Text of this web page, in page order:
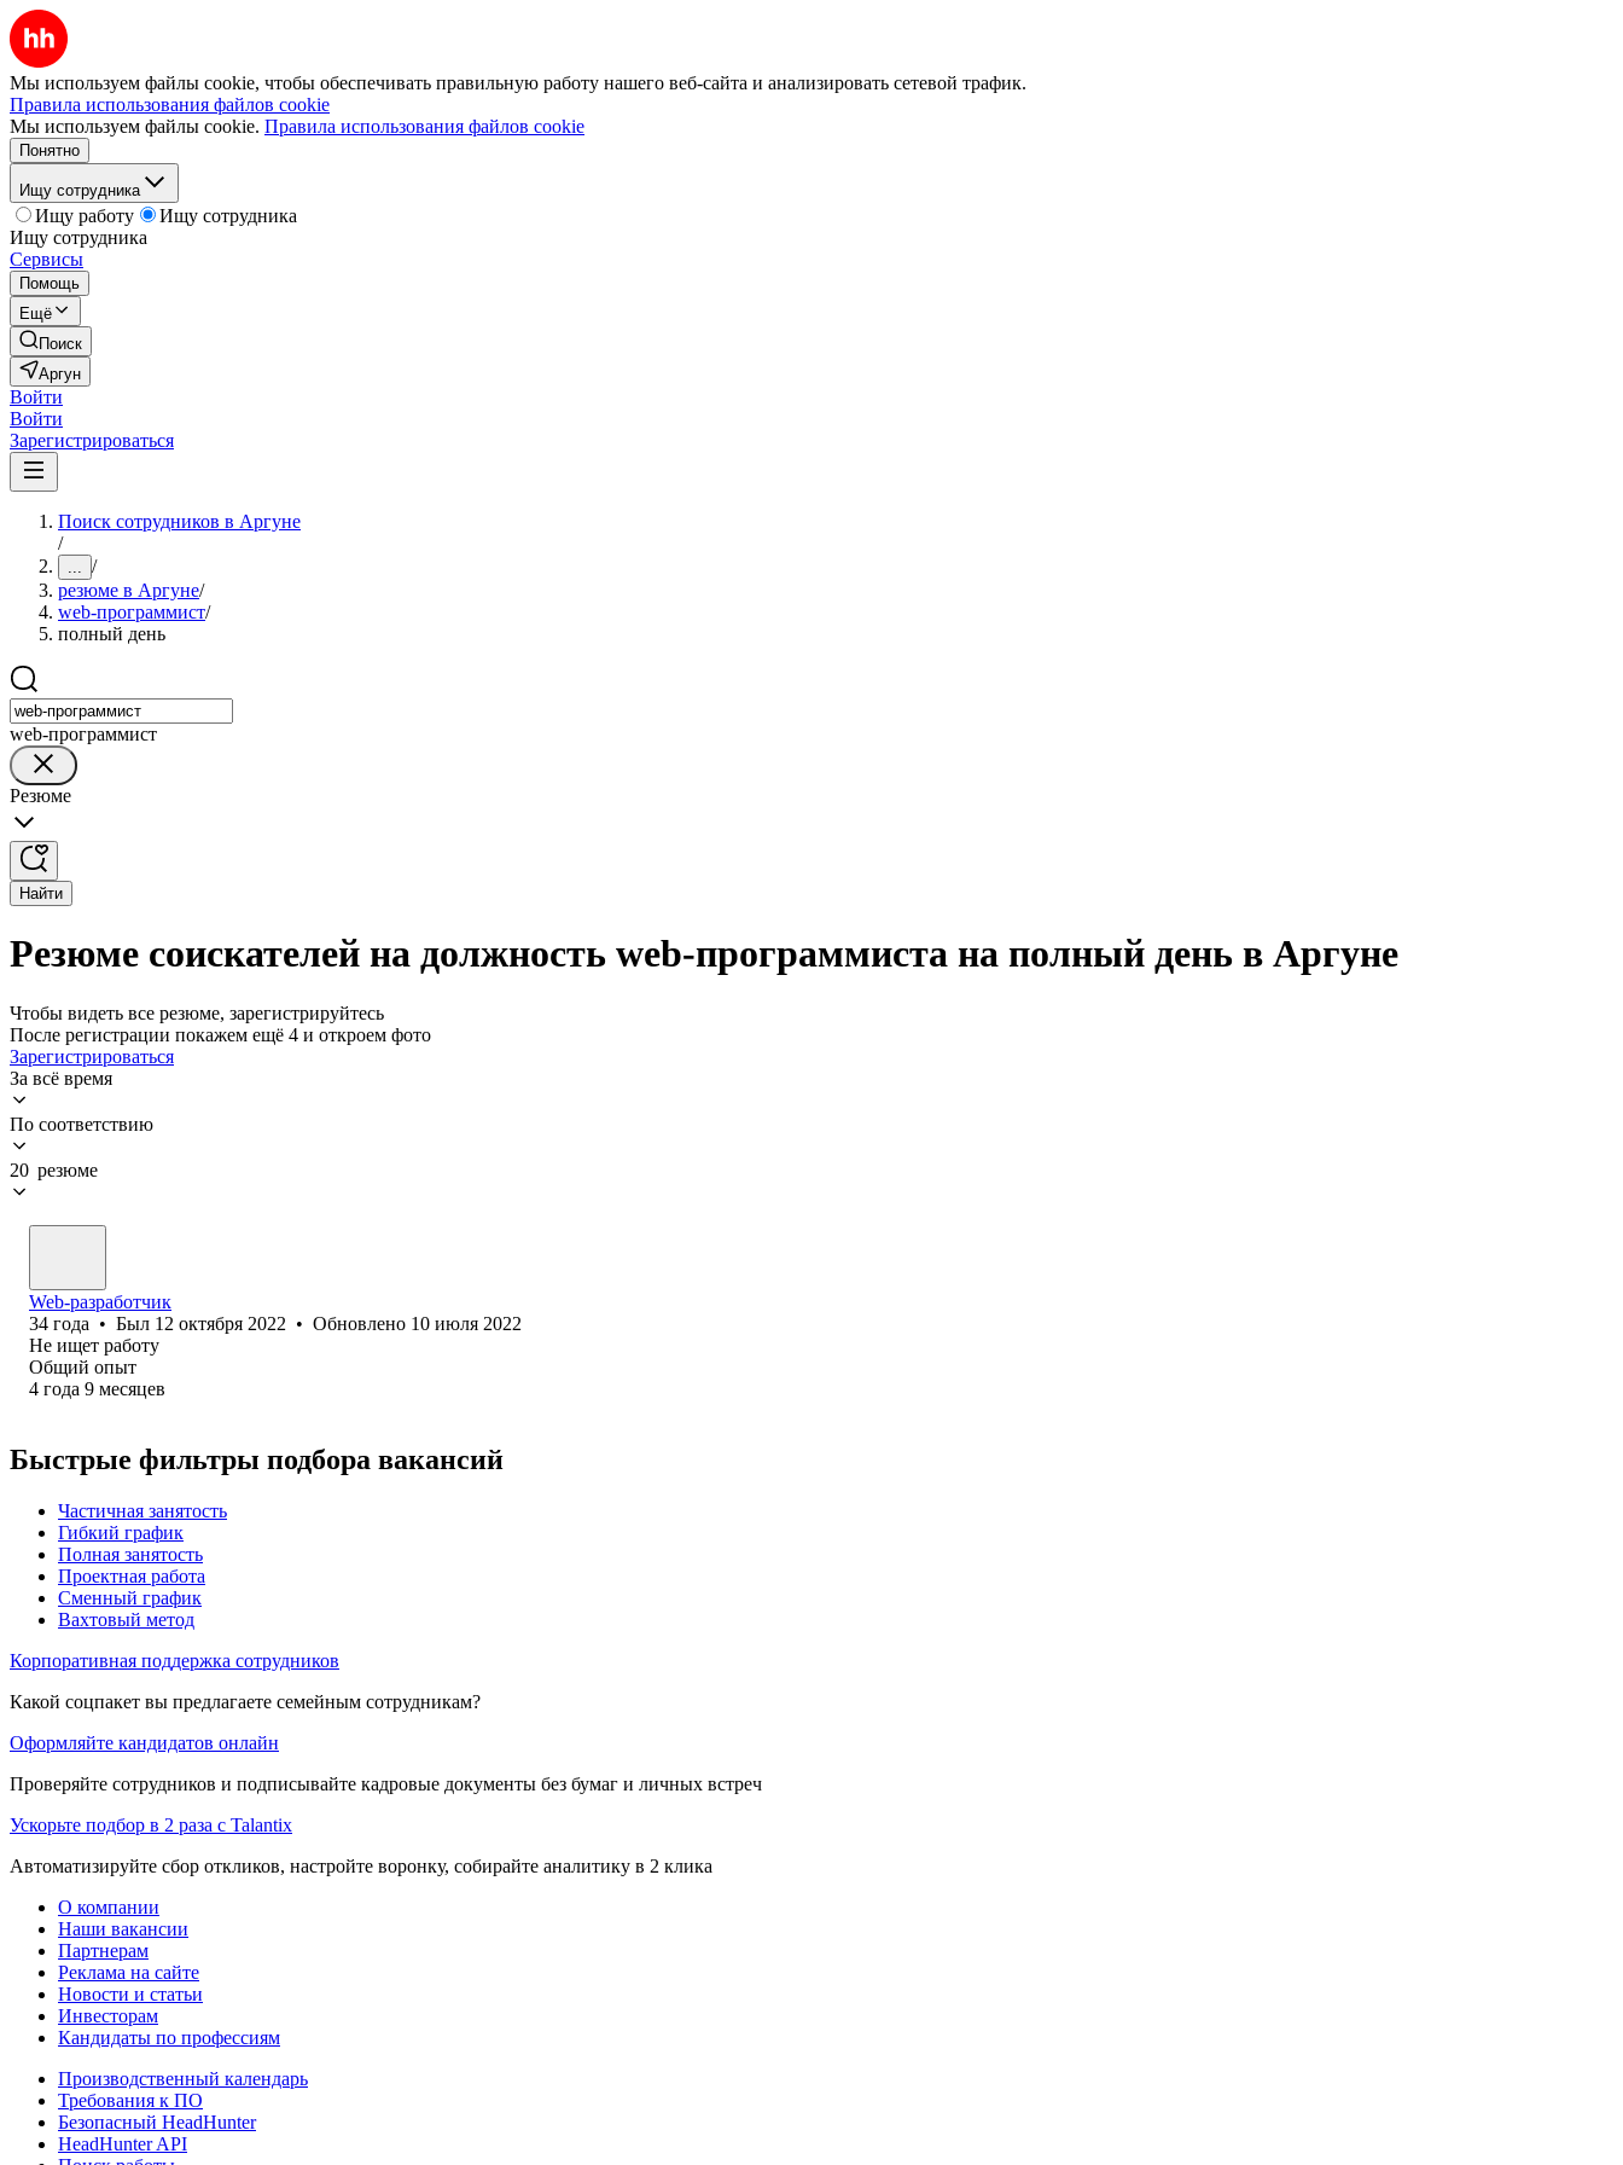
Мы используем файлы cookie, чтобы обеспечивать правильную работу нашего веб-сайта и анализировать сетевой трафик.
Правила использования файлов cookie
Мы используем файлы cookie. Правила использования файлов cookie
Понятно
Ищу сотрудника
Ищу работу
Ищу сотрудника
Ищу сотрудника
Сервисы
Помощь
Ещё
Поиск
Аргун
Войти
Войти
Зарегистрироваться
Поиск сотрудников в Аргуне
/
... /
резюме в Аргуне/
web-программист/
полный день
web-программист
Резюме
Найти
Резюме соискателей на должность web-программиста на полный день в Аргуне
Чтобы видеть все резюме, зарегистрируйтесь
После регистрации покажем ещё 4 и откроем фото
Зарегистрироваться
За всё время
По соответствию
20 резюме
Web-разработчик
34 года • Был 12 октября 2022 • Обновлено 10 июля 2022
Не ищет работу
Общий опыт
4 года 9 месяцев
Быстрые фильтры подбора вакансий
Частичная занятость
Гибкий график
Полная занятость
Проектная работа
Сменный график
Вахтовый метод
Корпоративная поддержка сотрудников
Какой соцпакет вы предлагаете семейным сотрудникам?
Оформляйте кандидатов онлайн
Проверяйте сотрудников и подписывайте кадровые документы без бумаг и личных встреч
Ускорьте подбор в 2 раза с Talantix
Автоматизируйте сбор откликов, настройте воронку, собирайте аналитику в 2 клика
О компании
Наши вакансии
Партнерам
Реклама на сайте
Новости и статьи
Инвесторам
Кандидаты по профессиям
Производственный календарь
Требования к ПО
Безопасный HeadHunter
HeadHunter API